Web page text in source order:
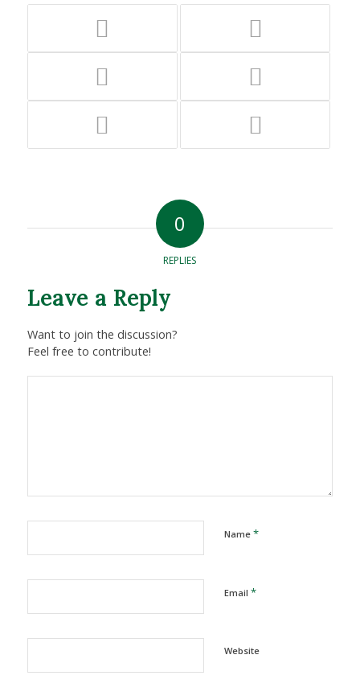
0
REPLIES
Leave a Reply
Want to join the discussion?
Feel free to contribute!
Name *
Email *
Website